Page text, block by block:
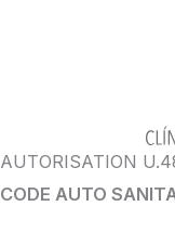
AUTORISATION
CODE AUTO